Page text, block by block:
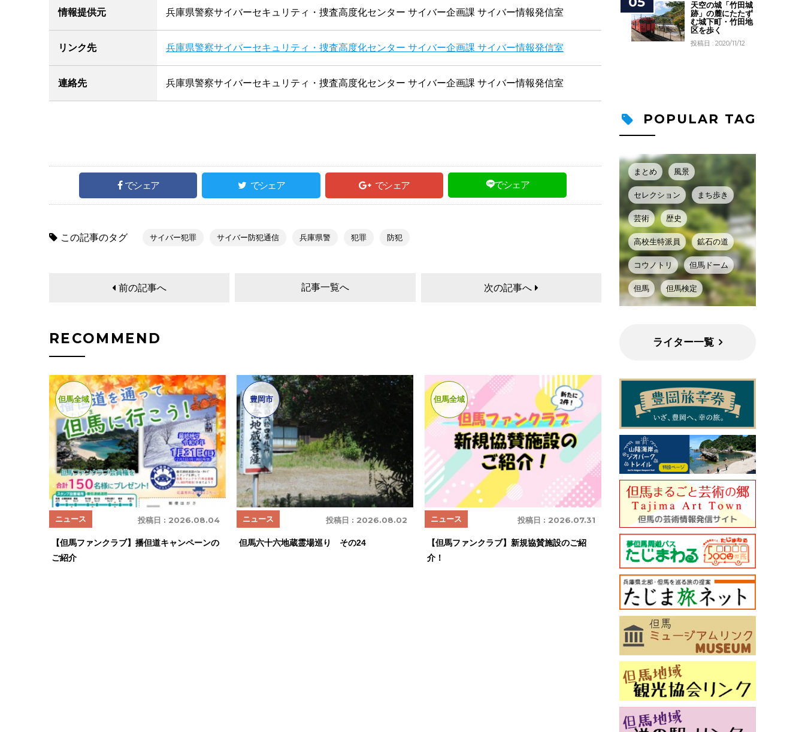
情報提供元 兵庫県警察サイバーセキュリティ・捜査高度化センター サイバー企画課 サイバー情報発信室
リンク先 兵庫県警察サイバーセキュリティ・捜査高度化センター サイバー企画課 サイバー情報発信室
連絡先 兵庫県警察サイバーセキュリティ・捜査高度化センター サイバー企画課 サイバー情報発信室
でシェア でシェア でシェア でシェア
この記事のタグ サイバー犯罪 サイバー防犯通信 兵庫県警 犯罪 防犯
前の記事へ 記事一覧へ 次の記事へ
RECOMMEND
但馬全域
投稿日 : 2026.08.04
ニュース
【但馬ファンクラブ】播但道キャンペーンの
ご紹介
豊岡市
投稿日 : 2026.08.02
ニュース
但馬六十六地蔵霊場巡り その24
但馬全域
投稿日 : 2026.07.31
ニュース
【但馬ファンクラブ】新規協賛施設のご紹
介！
天空の城「竹田城
跡」の麓にたたず
む城下町・竹田地
区を歩く
投稿日 : 2020/11/12
POPULAR TAG
まとめ 風景
セレクション まち歩き
芸術 歴史
高校生特派員 鉱石の道
コウノトリ 但馬ドーム
但馬 但馬検定
ライター一覧